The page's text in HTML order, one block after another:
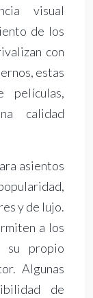
visual
de los
con
estas
películas,
calidad
asientos
y de lujo.
a los
su propio
Algunas
de